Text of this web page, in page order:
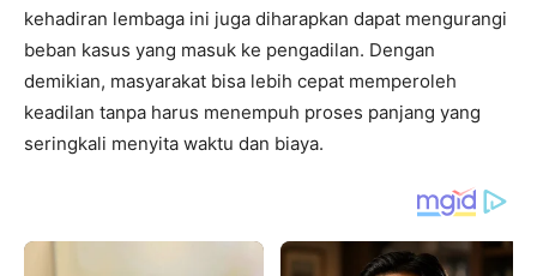
kehadiran lembaga ini juga diharapkan dapat mengurangi
beban kasus yang masuk ke pengadilan. Dengan
demikian, masyarakat bisa lebih cepat memperoleh
keadilan tanpa harus menempuh proses panjang yang
seringkali menyita waktu dan biaya.